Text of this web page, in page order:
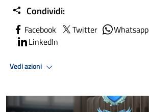
Condividi:
Facebook Twitter Whatsapp
LinkedIn
Vedi azioni